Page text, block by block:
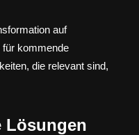
auf
für kommende
die relevant sind,
Lösungen